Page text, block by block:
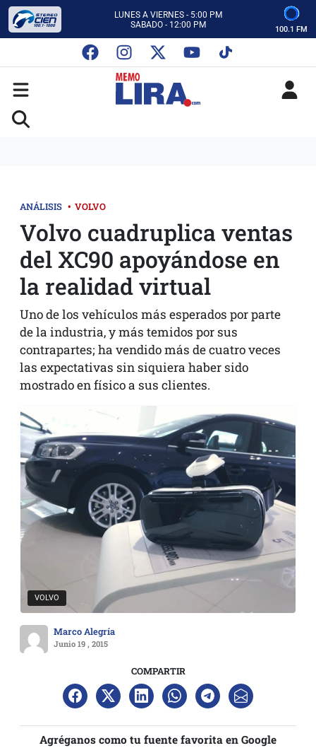
ESCUCHA AUTOS AL CIEN
CON MEMO LIRA Y SU EQUIPO
SABADO - 12:00 PM
ESCUCHA AUTOS AL CIEN
CON MEMO LIRA Y SU EQUIPO
LUNES A VIERNES - 5:00 PM
SABADO - 12:00 PM
100.1 FM
ANÁLISIS • VOLVO
Volvo cuadruplica ventas
del XC90 apoyándose en
la realidad virtual
Uno de los vehículos más esperados por parte
de la industria, y más temidos por sus
contrapartes; ha vendido más de cuatro veces
las expectativas sin siquiera haber sido
mostrado en físico a sus clientes.
VOLVO
Marco Alegría
Junio 19 , 2015
COMPARTIR
Agréganos como tu fuente favorita en Google